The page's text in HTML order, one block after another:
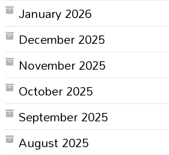
January 2026
December 2025
November 2025
October 2025
September 2025
August 2025